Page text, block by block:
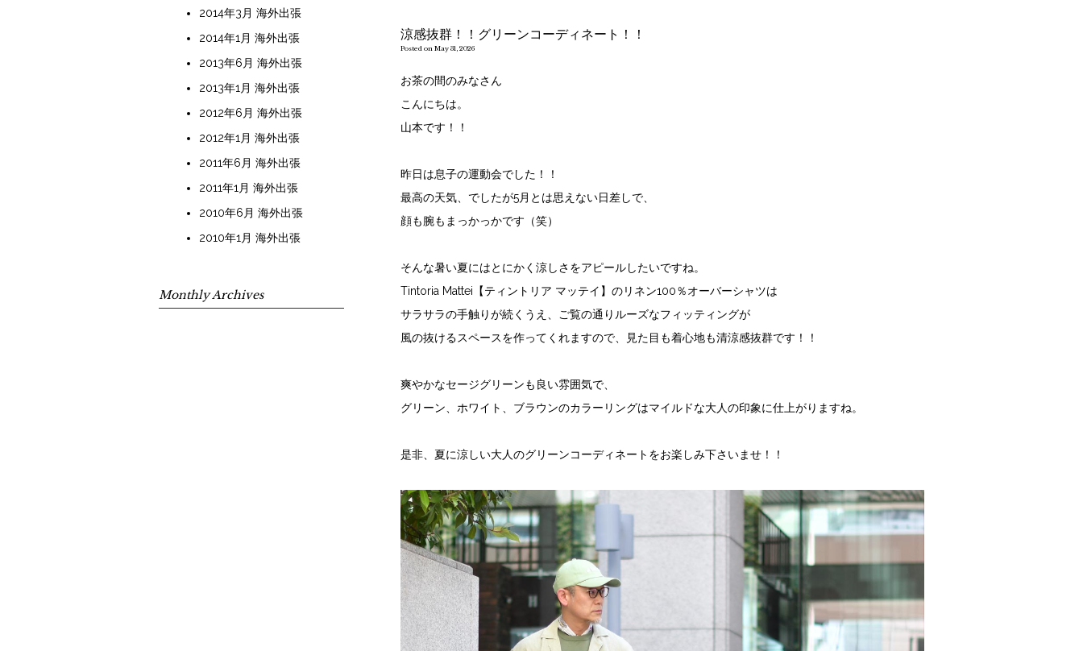
涼感抜群！！グリーンコーディネート！！
Posted on May 31, 2026
お茶の間のみなさん
こんにちは。
山本です！！
昨日は息子の運動会でした！！
最高の天気、でしたが5月とは思えない日差しで、
顔も腕もまっかっかです（笑）
そんな暑い夏にはとにかく涼しさをアピールしたいですね。
Tintoria Mattei【ティントリア マッテイ】のリネン100％オーバーシャツは
サラサラの手触りが続くうえ、ご覧の通りルーズなフィッティングが
風の抜けるスペースを作ってくれますので、見た目も着心地も清涼感抜群です！！
爽やかなセージグリーンも良い雰囲気で、
グリーン、ホワイト、ブラウンのカラーリングはマイルドな大人の印象に仕上がりますね。
是非、夏に涼しい大人のグリーンコーディネートをお楽しみ下さいませ！！
2014年3月 海外出張
2014年1月 海外出張
2013年6月 海外出張
2013年1月 海外出張
2012年6月 海外出張
2012年1月 海外出張
2011年6月 海外出張
2011年1月 海外出張
2010年6月 海外出張
2010年1月 海外出張
Monthly Archives